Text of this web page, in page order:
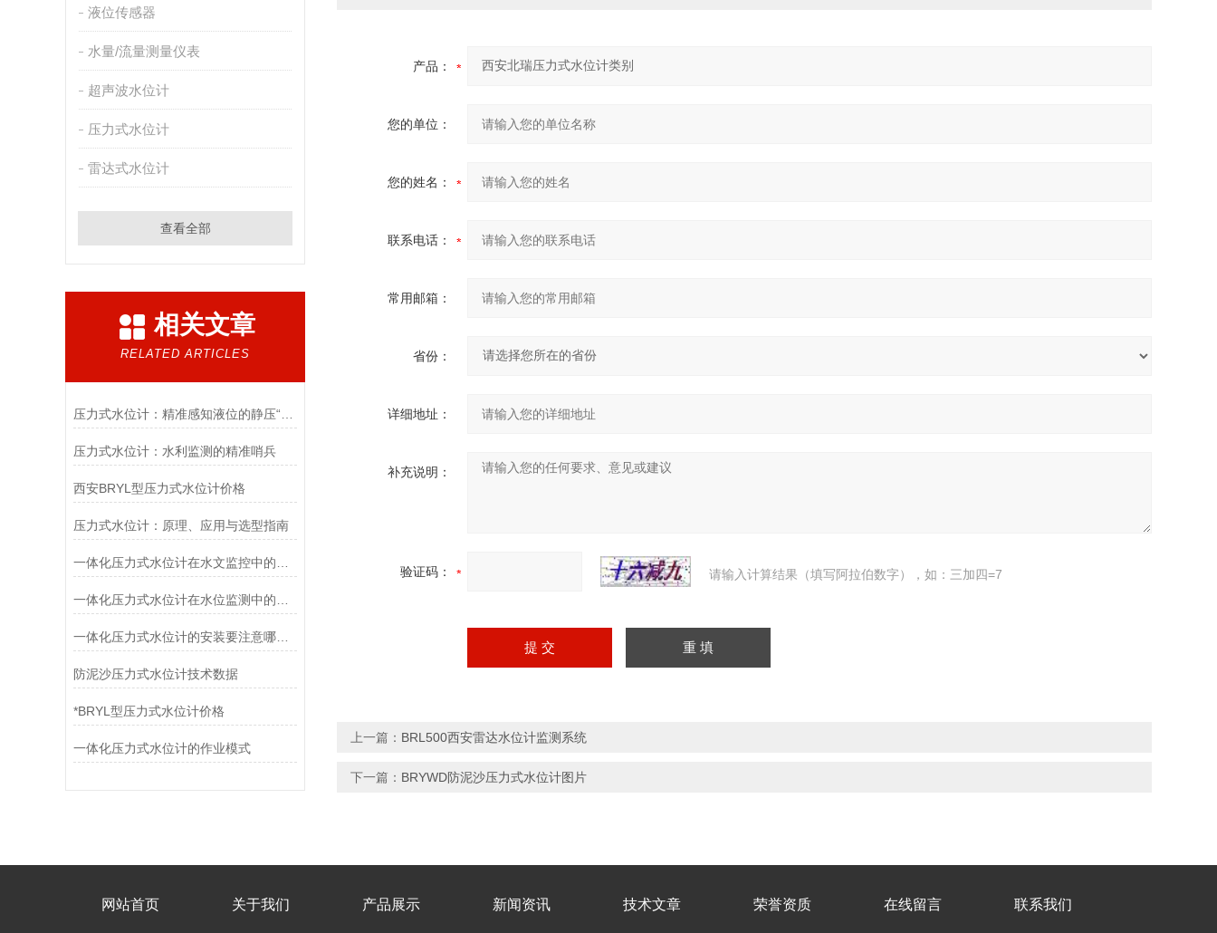
液位传感器
水量/流量测量仪表
超声波水位计
压力式水位计
雷达式水位计
查看全部
相关文章
RELATED ARTICLES
压力式水位计：水利监测的精准哨兵
西安BRYL型压力式水位计价格
压力式水位计：原理、应用与选型指南
一体化压力式水位计的安装要注意哪些事项
防泥沙压力式水位计技术数据
*BRYL型压力式水位计价格
一体化压力式水位计的作业模式
产品：
您的单位：
您的姓名：
联系电话：
常用邮箱：
省份：
详细地址：
补充说明：
验证码： 请输入计算结果（填写阿拉伯数字），如：三加四=7
上一篇： BRL500西安雷达水位计监测系统
下一篇： BRYWD防泥沙压力式水位计图片
网站首页 关于我们 产品展示 新闻资讯 技术文章 荣誉资质 在线留言 联系我们